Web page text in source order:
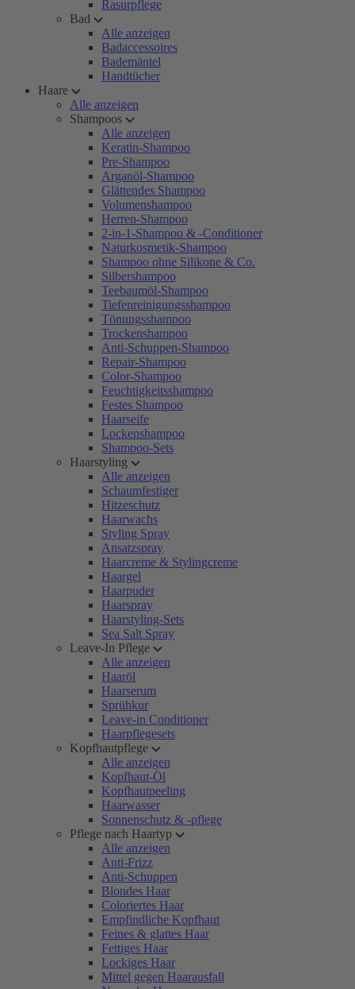
Rasurpflege
Bad
Alle anzeigen
Badaccessoires
Bademäntel
Handtücher
Haare
Alle anzeigen
Shampoos
Alle anzeigen
Keratin-Shampoo
Pre-Shampoo
Arganöl-Shampoo
Glättendes Shampoo
Volumenshampoo
Herren-Shampoo
2-in-1-Shampoo & -Conditioner
Naturkosmetik-Shampoo
Shampoo ohne Silikone & Co.
Silbershampoo
Teebaumöl-Shampoo
Tiefenreinigungsshampoo
Tönungsshampoo
Trockenshampoo
Anti-Schuppen-Shampoo
Repair-Shampoo
Color-Shampoo
Feuchtigkeitsshampoo
Festes Shampoo
Haarseife
Lockenshampoo
Shampoo-Sets
Haarstyling
Alle anzeigen
Schaumfestiger
Hitzeschutz
Haarwachs
Styling Spray
Ansatzspray
Haarcreme & Stylingcreme
Haargel
Haarpuder
Haarspray
Haarstyling-Sets
Sea Salt Spray
Leave-In Pflege
Alle anzeigen
Haaröl
Haarserum
Sprühkur
Leave-in Conditioner
Haarpflegesets
Kopfhautpflege
Alle anzeigen
Kopfhaut-Öl
Kopfhautpeeling
Haarwasser
Sonnenschutz & -pflege
Pflege nach Haartyp
Alle anzeigen
Anti-Frizz
Anti-Schuppen
Blondes Haar
Coloriertes Haar
Empfindliche Kopfhaut
Feines & glattes Haar
Fettiges Haar
Lockiges Haar
Mittel gegen Haarausfall